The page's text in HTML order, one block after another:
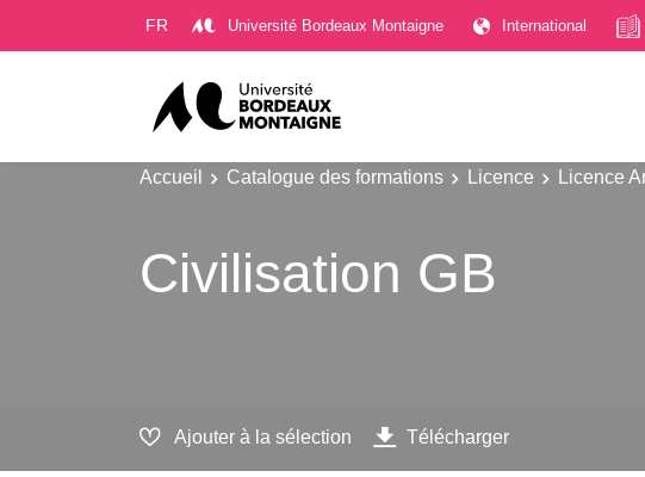
FR Université Bordeaux Montaigne International
Accueil Catalogue des formations Licence Licence
Civilisation GB
Ajouter à la sélection Télécharger